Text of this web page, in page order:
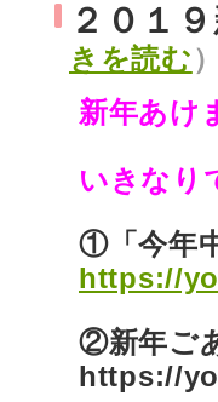
２０１
きを読む ）
新年あけ
いきなり
①「今年
https://
②新年ご
https://